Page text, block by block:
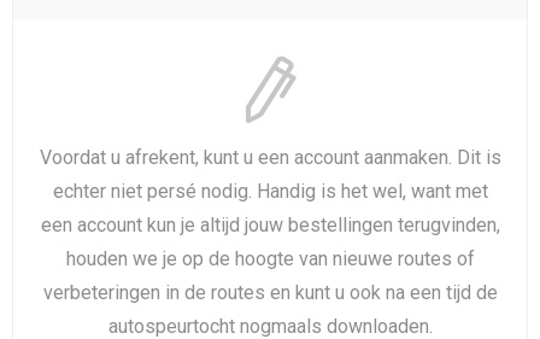
Voordat u afrekent, kunt u een account aanmaken. Dit is
echter niet persé nodig. Handig is het wel, want met
een account kun je altijd jouw bestellingen terugvinden,
houden we je op de hoogte van nieuwe routes of
verbeteringen in de routes en kunt u ook na een tijd de
autospeurtocht nogmaals downloaden.